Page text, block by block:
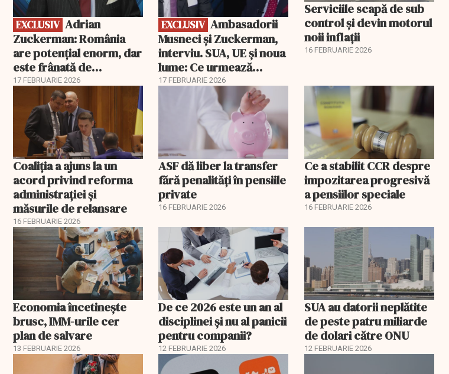
EXCLUSIV
Zuckerman: România
are potențial enorm, dar
este frânată de
corupție, companii de
stat și influența
propagandei ruse
17 FEBRUARIE 2026
EXCLUSIV Ambasadorii
Musneci și Zuckerman,
interviu. SUA, UE și noua
lume: Ce urmează
pentru România
17 FEBRUARIE 2026
Serviciile scapă de sub
control și devin motorul
noii inflații
16 FEBRUARIE 2026
Coaliția a ajuns la un
acord privind reforma
administrației și
măsurile de relansare
16 FEBRUARIE 2026
ASF dă liber la transfer
fără penalități în pensiile
private
16 FEBRUARIE 2026
Ce a stabilit CCR despre
impozitarea progresivă
a pensiilor speciale
16 FEBRUARIE 2026
Economia încetinește
brusc, IMM-urile cer
plan de salvare
13 FEBRUARIE 2026
De ce 2026 este un an al
disciplinei și nu al panicii
pentru companii?
12 FEBRUARIE 2026
SUA au datorii neplătite
de peste patru miliarde
de dolari către ONU
12 FEBRUARIE 2026